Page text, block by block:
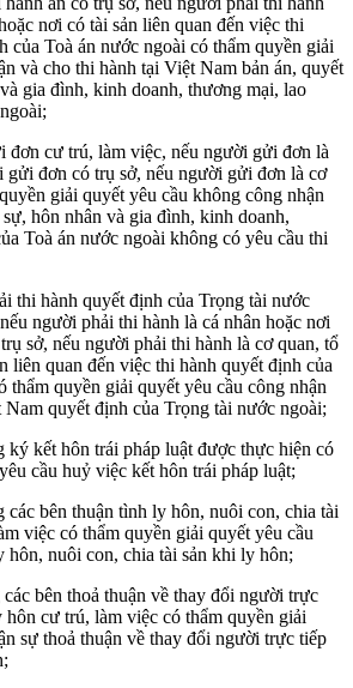
nơi có tài sản liên quan đến việc thi
của Toà án nước ngoài có thẩm quyền giải
và cho thi hành tại Việt Nam bản án, quyết
gia đình, kinh doanh, thương mại, lao
đơn cư trú, làm việc, nếu người gửi đơn là
gửi đơn có trụ sở, nếu người gửi đơn là cơ
giải quyết yêu cầu không công nhận
hôn nhân và gia đình, kinh doanh,
Toà án nước ngoài không có yêu cầu thi
thi hành quyết định của Trọng tài nước
người phải thi hành là cá nhân hoặc nơi
sở, nếu người phải thi hành là cơ quan, tổ
liên quan đến việc thi hành quyết định của
thẩm quyền giải quyết yêu cầu công nhận
quyết định của Trọng tài nước ngoài;
ký kết hôn trái pháp luật được thực hiện có
cầu huỷ việc kết hôn trái pháp luật;
các bên thuận tình ly hôn, nuôi con, chia tài
việc có thẩm quyền giải quyết yêu cầu
hôn, nuôi con, chia tài sản khi ly hôn;
bên thoả thuận về thay đổi người trực
cư trú, làm việc có thẩm quyền giải
sự thoả thuận về thay đổi người trực tiếp